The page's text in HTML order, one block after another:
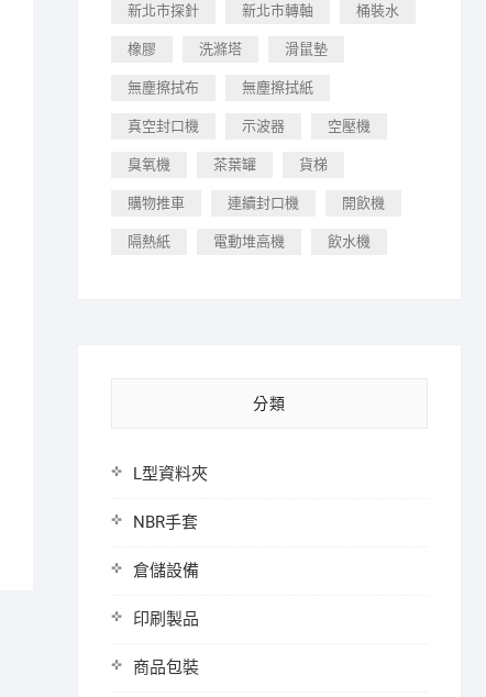
新北市探針 新北市轉軸 桶裝水
橡膠 洗滌塔 滑鼠墊
無塵擦拭布 無塵擦拭紙
真空封口機 示波器 空壓機
臭氧機 茶葉罐 貨梯
購物推車 連續封口機 開飲機
隔熱紙 電動堆高機 飲水機
分類
L型資料夾
NBR手套
倉儲設備
印刷製品
商品包裝